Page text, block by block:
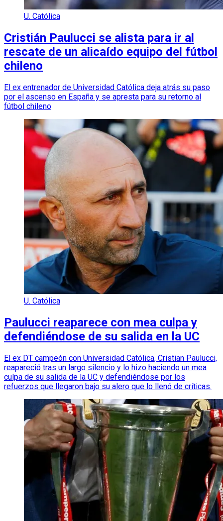
U. Católica
Cristián Paulucci se alista para ir al
rescate de un alicaído equipo del fútbol
chileno
El ex entrenador de Universidad Católica deja atrás su paso
por el ascenso en España y se apresta para su retorno al
fútbol chileno
U. Católica
Paulucci reaparece con mea culpa y
defendiéndose de su salida en la UC
El ex DT campeón con Universidad Católica, Cristian Paulucci,
reapareció tras un largo silencio y lo hizo haciendo un mea
culpa de su salida de la UC y defendiéndose por los
refuerzos que llegaron bajo su alero que lo llenó de críticas.